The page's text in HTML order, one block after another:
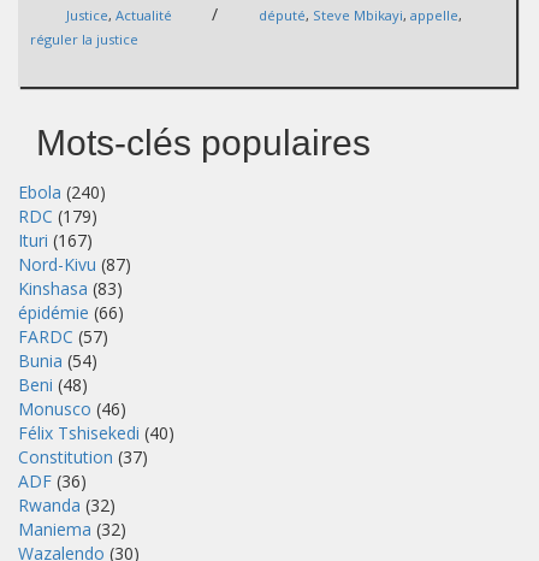
Justice, Actualité / député, Steve Mbikayi, appelle,
réguler la justice
Mots-clés populaires
Ebola (240)
RDC (179)
Ituri (167)
Nord-Kivu (87)
Kinshasa (83)
épidémie (66)
FARDC (57)
Bunia (54)
Beni (48)
Monusco (46)
Félix Tshisekedi (40)
Constitution (37)
ADF (36)
Rwanda (32)
Maniema (32)
Wazalendo (30)